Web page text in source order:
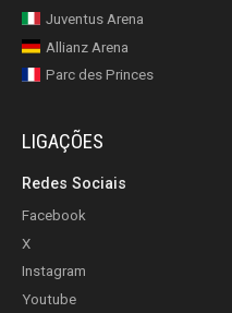
Juventus Arena
Allianz Arena
Parc des Princes
LIGAÇÕES
Redes Sociais
Facebook
X
Instagram
Youtube